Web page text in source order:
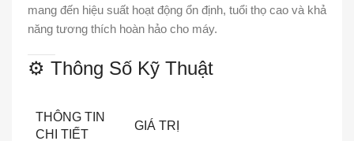
mang đến hiệu suất hoạt động ổn định, tuổi thọ cao và khả
năng tương thích hoàn hảo cho máy.
⚙️ Thông Số Kỹ Thuật
THÔNG TIN
CHI TIẾT
GIÁ TRỊ